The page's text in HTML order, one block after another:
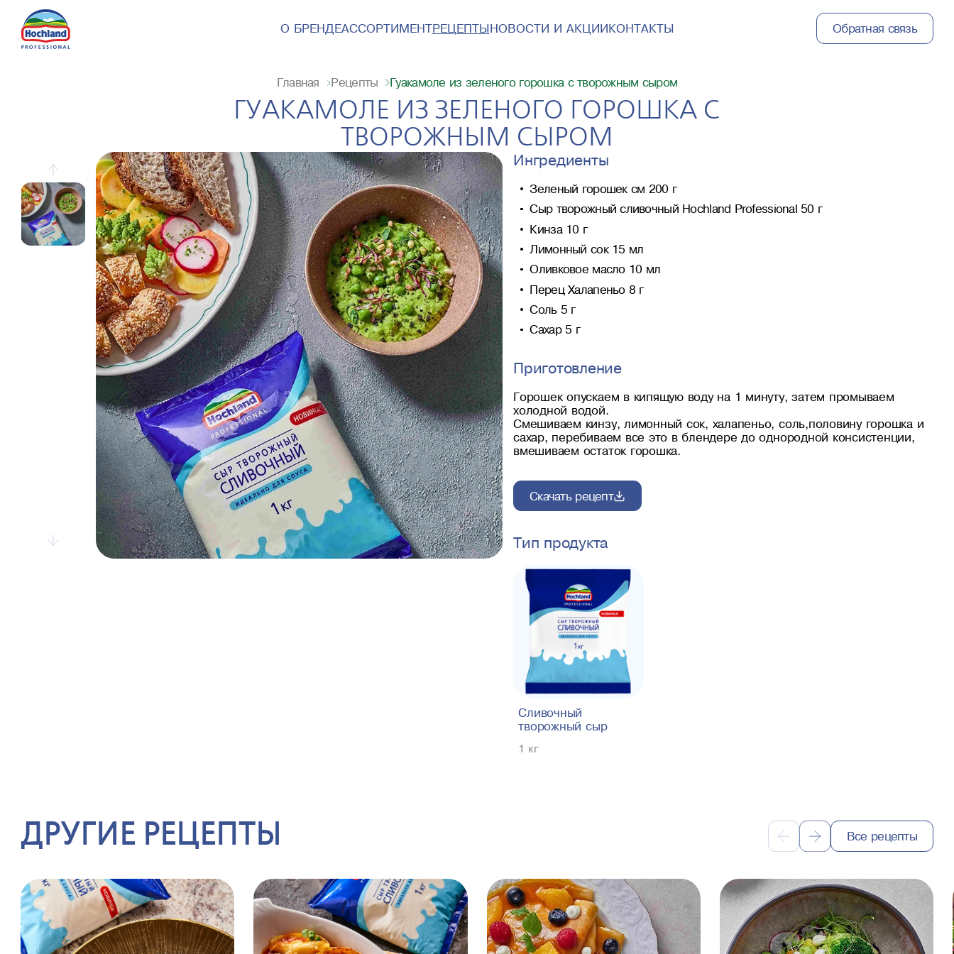
О БРЕНДЕАССОРТИМЕНТРЕЦЕПТЫНОВОСТИ И АКЦИИКОНТАКТЫ Обратная связь
Главная Рецепты Гуакамоле из зеленого горошка с творожным сыром
ГУАКАМОЛЕ ИЗ ЗЕЛЕНОГО ГОРОШКА С
ТВОРОЖНЫМ СЫРОМ
Ингредиенты
Зеленый горошек см 200 г
Сыр творожный сливочный Hochland Professional 50 г
Кинза 10 г
Лимонный сок 15 мл
Оливковое масло 10 мл
Перец Халапеньо 8 г
Соль 5 г
Сахар 5 г
Приготовление
Горошек опускаем в кипящую воду на 1 минуту, затем промываем
холодной водой.
Смешиваем кинзу, лимонный сок, халапеньо, соль,половину горошка и
сахар, перебиваем все это в блендере до однородной консистенции,
вмешиваем остаток горошка.
Скачать рецепт
Тип продукта
Сливочный
творожный сыр
1 кг
ДРУГИЕ РЕЦЕПТЫ Все рецепты